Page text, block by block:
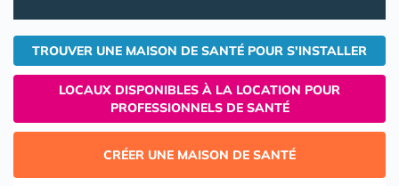
TROUVER UNE MAISON DE SANTÉ POUR S'INSTALLER
LOCAUX DISPONIBLES À LA LOCATION POUR
PROFESSIONNELS DE SANTÉ
CRÉER UNE MAISON DE SANTÉ